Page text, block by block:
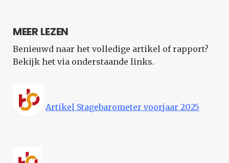
MEER LEZEN
Benieuwd naar het volledige artikel of rapport?
Bekijk het via onderstaande links.
Artikel Stagebarometer voorjaar 2025